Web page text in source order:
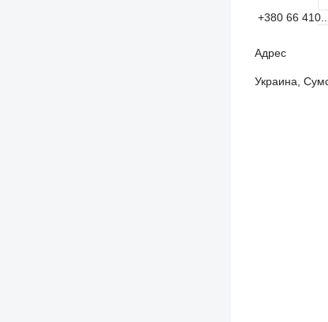
+380 66 410...
Адрес
Украина,